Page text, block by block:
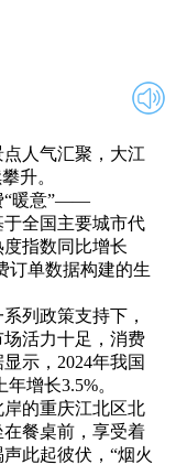
人气汇聚，大江
升。
“暖意”——
全国主要城市代
指数同比增长
订单数据构建的生
列政策支持下，
活力十足，消费
示，2024年我国
增长3.5%。
的重庆江北区北
餐桌前，享受着
此起彼伏，“烟火